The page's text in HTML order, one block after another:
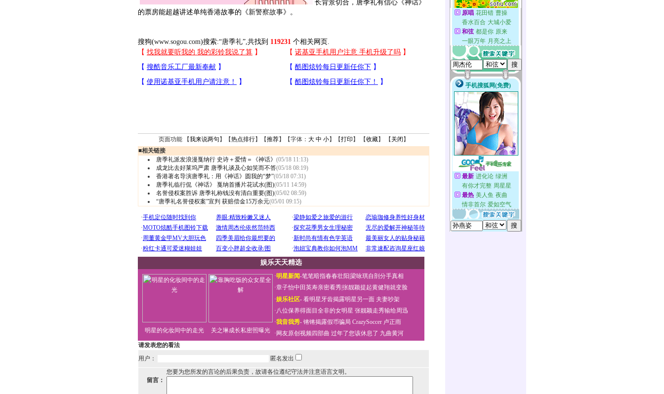
长背景切合，唐季礼有信心《神话》
的票房能超越讲述单纯香港故事的《新警察故事》。
搜狗(www.sogou.com)搜索:“唐季礼”,共找到 119231 个相关网页.
页面功能 【我来说两句 】【热点排行】【推荐】【字体： 大 中 小】【打印 】 【收藏】 【 关闭 】
■相关链接
唐季礼派发浪漫戛纳行 史诗＋爱情＝《神话》 (05/18 11:13)
成龙比去好莱坞严肃 唐季礼谈及心如笑而不答(05/18 08:19)
香港著名导演唐季礼：用《神话》圆我的“梦”(05/18 07:31)
唐季礼临行侃《神话》 戛纳首播片花试水(图)(05/11 14:59)
名誉侵权案胜诉 唐季礼称钱没有清白重要(图)(05/02 08:59)
“唐季礼名誉侵权案”宣判 获赔偿金15万余元(05/01 09:15)
娱乐天天精选
明星的化妆间中的走光 关之琳成长私密照曝光
·明星新闻-笔笔暗指春春壮阳 梁咏琪自剖分手真相
·章子怡中田英寿亲密看秀张靓颖提起黄健翔就变脸
·娱乐社区- 看明星牙齿揭露明星另一面 夫妻吵架
·八位保养得面目全非的女明星 张靓颖走秀输给周迅
·我音我秀- 锵锵揭露假币骗局 CrazySoccer 卢正雨
· 网友原创视频四部曲 过年了您该休息了 九曲黄河
请发表您的看法
用户：
匿名发出
您要为您所发的言论的后果负责，故请各位遵纪守法并注意语言文明。
留言：